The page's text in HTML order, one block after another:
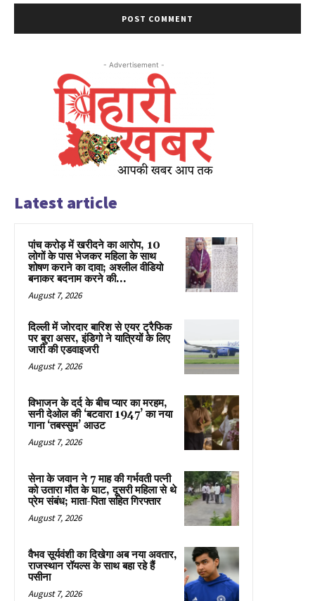
- Advertisement -
Latest article
पांच करोड़ में खरीदने का आरोप, 10
लोगों के पास भेजकर महिला के साथ
शोषण कराने का दावा; अश्लील वीडियो
बनाकर बदनाम करने की...
August 7, 2026
दिल्ली में जोरदार बारिश से एयर ट्रैफिक
पर बुरा असर, इंडिगो ने यात्रियों के लिए
जारी की एडवाइजरी
August 7, 2026
विभाजन के दर्द के बीच प्यार का मरहम,
सनी देओल की ‘बटवारा 1947’ का नया
गाना ‘तबस्सुम’ आउट
August 7, 2026
सेना के जवान ने 7 माह की गर्भवती पत्नी
को उतारा मौत के घाट, दूसरी महिला से थे
प्रेम संबंध; माता-पिता सहित गिरफ्तार
August 7, 2026
वैभव सूर्यवंशी का दिखेगा अब नया अवतार,
राजस्थान रॉयल्स के साथ बहा रहे हैं
पसीना
August 7, 2026